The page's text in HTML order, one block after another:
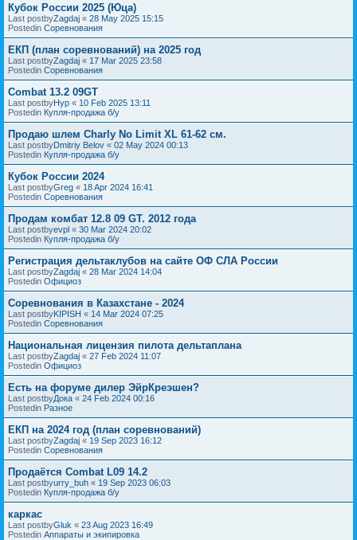
Кубок России 2025 (Юца)
Last postbyZagdaj « 28 May 2025 15:15
Postedin Соревнования
ЕКП (план соревнований) на 2025 год
Last postbyZagdaj « 17 Mar 2025 23:58
Postedin Соревнования
Combat 13.2 09GT
Last postbyНур « 10 Feb 2025 13:11
Postedin Купля-продажа б/у
Продаю шлем Charly No Limit XL 61-62 см.
Last postbyDmitriy Belov « 02 May 2024 00:13
Postedin Купля-продажа б/у
Кубок России 2024
Last postbyGreg « 18 Apr 2024 16:41
Postedin Соревнования
Продам комбат 12.8 09 GT. 2012 года
Last postbyevpl « 30 Mar 2024 20:02
Postedin Купля-продажа б/у
Регистрация дельтаклубов на сайте ОФ СЛА России
Last postbyZagdaj « 28 Mar 2024 14:04
Postedin Официоз
Соревнования в Казахстане - 2024
Last postbyKIPISH « 14 Mar 2024 07:25
Postedin Соревнования
Национальная лицензия пилота дельтаплана
Last postbyZagdaj « 27 Feb 2024 11:07
Postedin Официоз
Есть на форуме дилер ЭйрКреэшен?
Last postbyДока « 24 Feb 2024 00:16
Postedin Разное
ЕКП на 2024 год (план соревнований)
Last postbyZagdaj « 19 Sep 2023 16:12
Postedin Соревнования
Продаётся Combat L09 14.2
Last postbyurry_buh « 19 Sep 2023 06:03
Postedin Купля-продажа б/у
каркас
Last postbyGluk « 23 Aug 2023 16:49
Postedin Аппараты и экипировка